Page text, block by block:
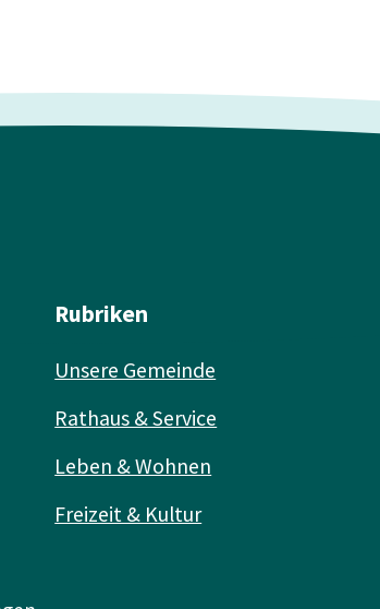
Rubriken
Unsere Gemeinde
Rathaus & Service
Leben & Wohnen
Freizeit & Kultur